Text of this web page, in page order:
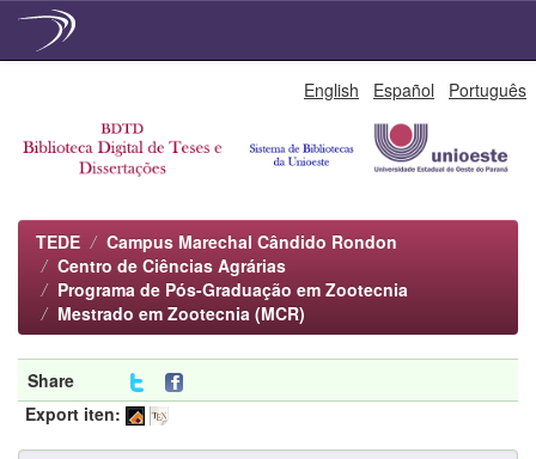
English Español Português
TEDE
Campus Marechal Cândido Rondon
Centro de Ciências Agrárias
Programa de Pós-Graduação em Zootecnia
Mestrado em Zootecnia (MCR)
Share
Export iten: